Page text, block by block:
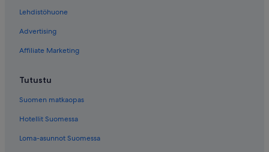
Lehdistöhuone
Advertising
Affiliate Marketing
Tutustu
Suomen matkaopas
Hotellit Suomessa
Loma-asunnot Suomessa